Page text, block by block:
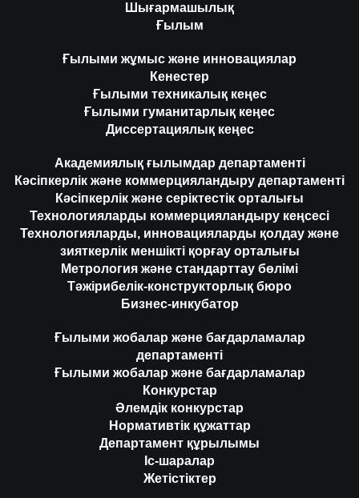
Шығармашылық
Ғылым
Ғылыми жұмыс және инновациялар
Кенестер
Ғылыми техникалық кеңес
Ғылыми гуманитарлық кеңес
Диссертациялық кеңес
Академиялық ғылымдар департаменті
Кәсіпкерлік және коммерцияландыру департаменті
Кәсіпкерлік және серіктестік орталығы
Технологияларды коммерцияландыру кеңсесі
Технологияларды, инновацияларды қолдау және
зияткерлік меншікті қорғау орталығы
Метрология және стандарттау бөлімі
Тәжірибелік-конструкторлық бюро
Бизнес-инкубатор
Ғылыми жобалар және бағдарламалар
департаменті
Ғылыми жобалар және бағдарламалар
Конкурстар
Әлемдік конкурстар
Нормативтік құжаттар
Департамент құрылымы
Іс-шаралар
Жетістіктер